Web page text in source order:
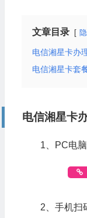
文章目录
电信湘星卡办
电信湘星卡套
电信湘星卡
1、PC电
2、手机扫